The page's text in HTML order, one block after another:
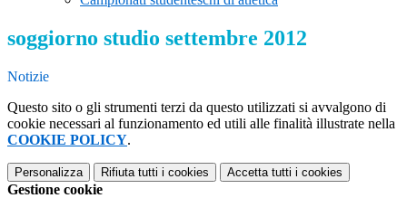
soggiorno studio settembre 2012
Notizie
Questo sito o gli strumenti terzi da questo utilizzati si avvalgono di
cookie necessari al funzionamento ed utili alle finalità illustrate nella
COOKIE POLICY.
Personalizza Rifiuta tutti i cookies Accetta tutti i cookies
Gestione cookie